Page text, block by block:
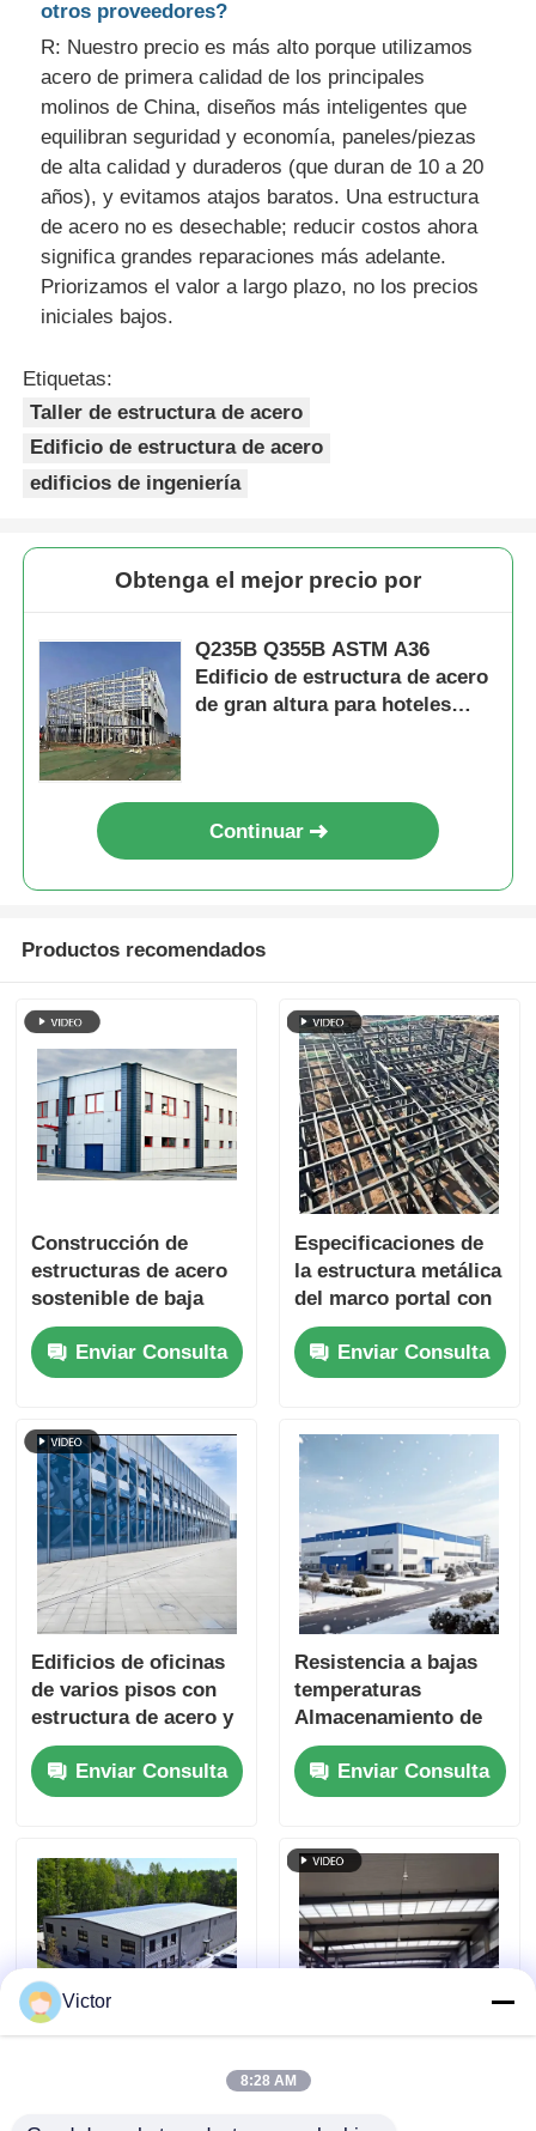
otros proveedores?
R: Nuestro precio es más alto porque utilizamos
acero de primera calidad de los principales
molinos de China, diseños más inteligentes que
equilibran seguridad y economía, paneles/piezas
de alta calidad y duraderos (que duran de 10 a 20
años), y evitamos atajos baratos. Una estructura
de acero no es desechable; reducir costos ahora
significa grandes reparaciones más adelante.
Priorizamos el valor a largo plazo, no los precios
iniciales bajos.
Etiquetas:
Taller de estructura de acero
Edificio de estructura de acero
edificios de ingeniería
Obtenga el mejor precio por
Q235B Q355B ASTM A36
Edificio de estructura de acero
de gran altura para hoteles
Continuar
Productos recomendados
Construcción de
estructuras de acero
sostenible de baja
aleación de alta
resistencia de acero
multipropósito
Enviar Consulta
Especificaciones de
la estructura metálica
del marco portal con
superficie de acero
con recubrimiento en
polvo
Enviar Consulta
Edificios de oficinas
de varios pisos con
estructura de acero y
capas de color de alta
adherencia
Enviar Consulta
Resistencia a bajas
temperaturas
Almacenamiento de
metal Edificio
Colorantes
resistentes a la sal
Enviar Consulta
Construcción
Victor
8:28 AM